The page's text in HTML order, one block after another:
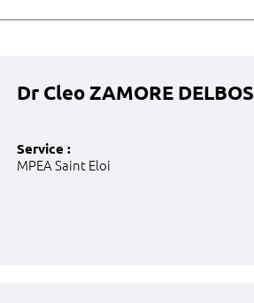
Dr Cleo ZAMORE DELBOS
Service :
MPEA Saint Eloi